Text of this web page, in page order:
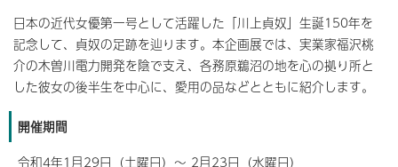
日本の近代女優第一号として活躍した「川上貞奴」生誕150年を
記念して、貞奴の足跡を辿ります。本企画展では、実業家福沢桃
介の木曽川電力開発を陰で支え、各務原鵜沼の地を心の拠り所と
した彼女の後半生を中心に、愛用の品などとともに紹介します。
開催期間
令和4年1月29日（土曜日）～ 2月23日（水曜日）